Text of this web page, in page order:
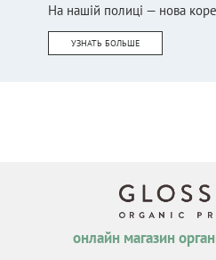
На нашій полиці — нова
УЗНАТЬ БОЛЬШЕ
онлайн магазин